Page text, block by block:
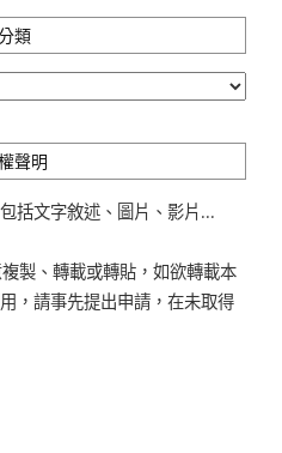
類
聲明
括文字敘述、圖片、影片...
製、轉載或轉貼，如欲轉載本
，請事先提出申請，在未取得